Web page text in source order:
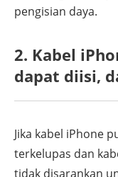
pengisian daya.
2. Kabel
dapat diisi,
Jika kabel iPhone
terkelupas dan
tidak disarankan